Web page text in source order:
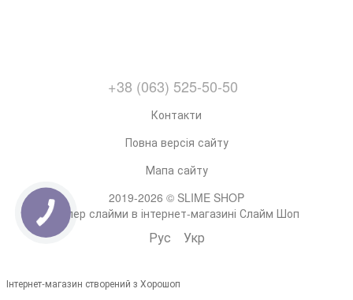
+38 (063) 525-50-50
Контакти
Повна версія сайту
Мапа сайту
2019-2026 © SLIME SHOP
Супер слайми в інтернет-магазині Слайм Шоп
Рус Укр
Інтернет-магазин створений з Хорошоп